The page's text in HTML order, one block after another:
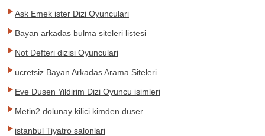
Ask Emek ister Dizi Oyunculari
Bayan arkadas bulma siteleri listesi
Not Defteri dizisi Oyunculari
ucretsiz Bayan Arkadas Arama Siteleri
Eve Dusen Yildirim Dizi Oyuncu isimleri
Metin2 dolunay kilici kimden duser
istanbul Tiyatro salonlari